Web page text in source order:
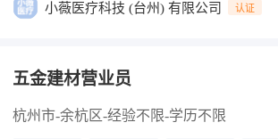
小薇医疗科技 (台州) 有限公司 认证
五金建材营业员
杭州市-余杭区-经验不限-学历不限